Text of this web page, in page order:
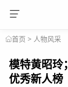
首页 > 人物风采
模特黄昭玲
优秀新人榜